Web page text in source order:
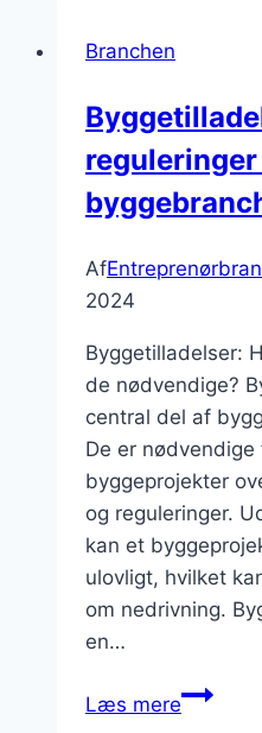
Branchen
reguleringer
Af
2024
Byggetilladelser:
de nødvendige?
central del af
De er
byggeprojekter
og reguleringer.
kan et
ulovligt, hvilket
om nedrivning.
en…
Læs mere